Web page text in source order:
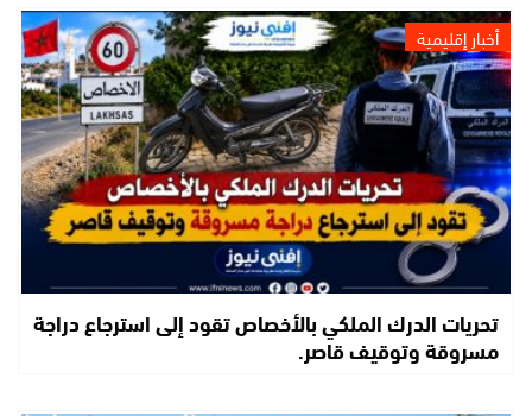
أخبار إقليمية
تحريات الدرك الملكي بالأخصاص تقود إلى استرجاع دراجة
مسروقة وتوقيف قاصر.